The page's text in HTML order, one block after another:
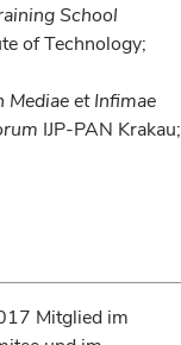
School
of Technology;
Mediae et Infimae
IJP-PAN Krakau;
Mitglied im